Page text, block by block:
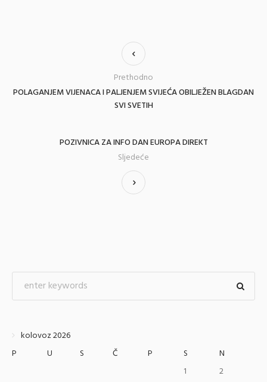
POLAGANJEM VIJENACA I PALJENJEM SVIJEĆA OBILJEŽEN BLAGDAN
SVI SVETIH
Prethodno
POZIVNICA ZA INFO DAN EUROPA DIREKT
Sljedeće
kolovoz 2026
P
U S Č P S
N
1
2